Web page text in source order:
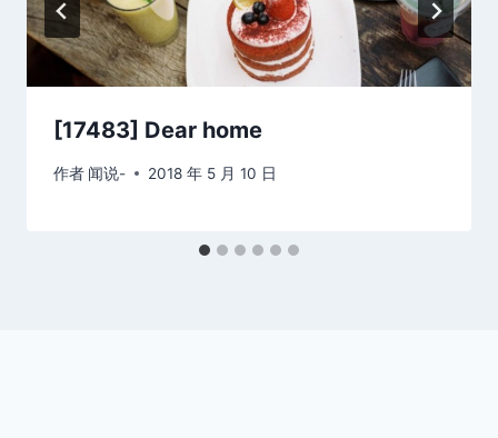
[17483] Dear home
作者 闻说- 2018 年 5 月 10 日